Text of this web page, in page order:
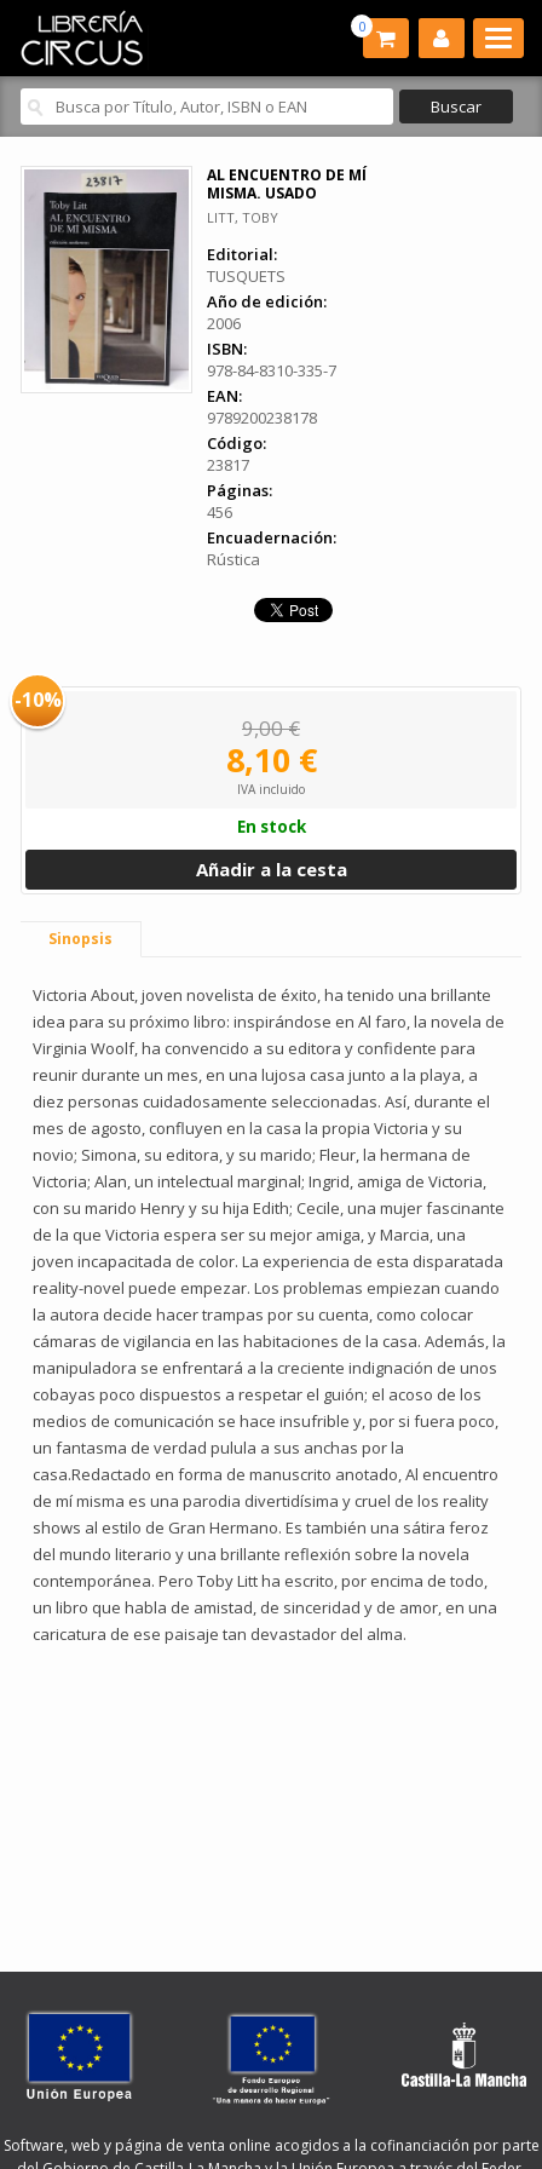
0
AL ENCUENTRO DE MÍ
MISMA. USADO
LITT, TOBY
Editorial:
TUSQUETS
Año de edición:
2006
ISBN:
978-84-8310-335-7
EAN:
9789200238178
Código:
23817
Páginas:
456
Encuadernación:
Rústica
-10%
9,00 €
8,10 €
IVA incluido
En stock
Añadir a la cesta
Sinopsis
Victoria About, joven novelista de éxito, ha tenido una brillante
idea para su próximo libro: inspirándose en Al faro, la novela de
Virginia Woolf, ha convencido a su editora y confidente para
reunir durante un mes, en una lujosa casa junto a la playa, a
diez personas cuidadosamente seleccionadas. Así, durante el
mes de agosto, confluyen en la casa la propia Victoria y su
novio; Simona, su editora, y su marido; Fleur, la hermana de
Victoria; Alan, un intelectual marginal; Ingrid, amiga de Victoria,
con su marido Henry y su hija Edith; Cecile, una mujer fascinante
de la que Victoria espera ser su mejor amiga, y Marcia, una
joven incapacitada de color. La experiencia de esta disparatada
reality-novel puede empezar. Los problemas empiezan cuando
la autora decide hacer trampas por su cuenta, como colocar
cámaras de vigilancia en las habitaciones de la casa. Además, la
manipuladora se enfrentará a la creciente indignación de unos
cobayas poco dispuestos a respetar el guión; el acoso de los
medios de comunicación se hace insufrible y, por si fuera poco,
un fantasma de verdad pulula a sus anchas por la
casa.Redactado en forma de manuscrito anotado, Al encuentro
de mí misma es una parodia divertidísima y cruel de los reality
shows al estilo de Gran Hermano. Es también una sátira feroz
del mundo literario y una brillante reflexión sobre la novela
contemporánea. Pero Toby Litt ha escrito, por encima de todo,
un libro que habla de amistad, de sinceridad y de amor, en una
caricatura de ese paisaje tan devastador del alma.
Software, web y página de venta online acogidos a la cofinanciación por parte